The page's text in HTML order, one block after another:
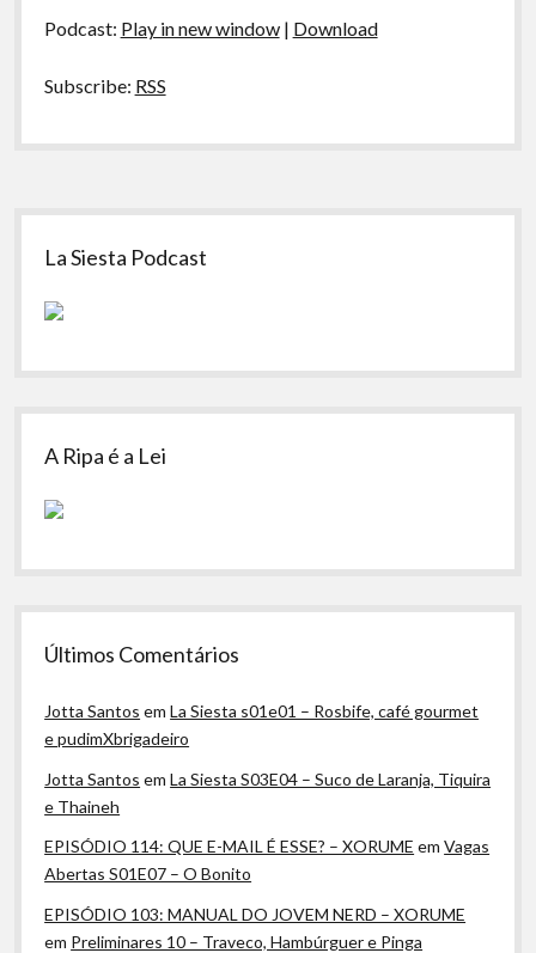
Preliminares
Podcast: Play in new window| Download
Subscribe: RSS
Sidebar
La Siesta Podcast
A Ripa é a Lei
Últimos Comentários
Jotta Santos emLa Siesta s01e01 – Rosbife, café gourmet
e pudimXbrigadeiro
Jotta Santos emLa Siesta S03E04 – Suco de Laranja, Tiquira
e Thaineh
EPISÓDIO 114: QUE E-MAIL É ESSE? – XORUME emVagas
Abertas S01E07 – O Bonito
EPISÓDIO 103: MANUAL DO JOVEM NERD – XORUME
em Preliminares 10 – Traveco, Hambúrguer e Pinga